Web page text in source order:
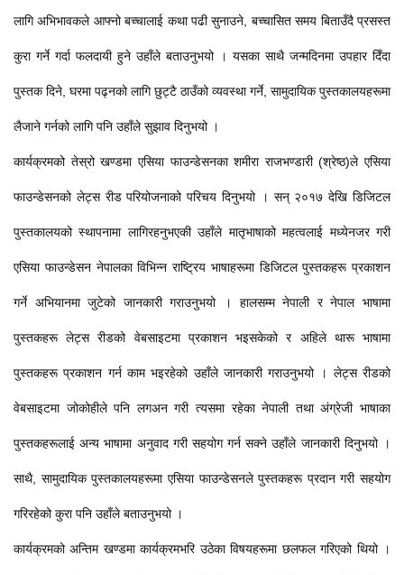
लागि अभिभावकले आफ्नो बच्चालाई कथा पढी सुनाउने, बच्चासित समय बिताउँदै प्रसस्त
कुरा गर्ने गर्दा फलदायी हुने उहाँले बताउनुभयो । यसका साथै जन्मदिनमा उपहार दिँदा
पुस्तक दिने, घरमा पढ्नको लागि छुट्टै ठाउँको व्यवस्था गर्ने, सामुदायिक पुस्तकालयहरूमा
लैजाने गर्नको लागि पनि उहाँले सुझाव दिनुभयो ।
कार्यक्रमको तेस्रो खण्डमा एसिया फाउन्डेसनका शमीरा राजभण्डारी (श्रेष्ठ)ले एसिया
फाउन्डेसनको लेट्स रीड परियोजनाको परिचय दिनुभयो । सन् २०१७ देखि डिजिटल
पुस्तकालयको स्थापनामा लागिरहनुभएकी उहाँले मातृभाषाको महत्वलाई मध्येनजर गरी
एसिया फाउन्डेसन नेपालका विभिन्न राष्ट्रिय भाषाहरूमा डिजिटल पुस्तकहरू प्रकाशन
गर्ने अभियानमा जुटेको जानकारी गराउनुभयो । हालसम्म नेपाली र नेपाल भाषामा
पुस्तकहरू लेट्स रीडको वेबसाइटमा प्रकाशन भइसकेको र अहिले थारू भाषामा
पुस्तकहरू प्रकाशन गर्न काम भइरहेको उहाँले जानकारी गराउनुभयो । लेट्स रीडको
वेबसाइटमा जोकोहीले पनि लगअन गरी त्यसमा रहेका नेपाली तथा अंग्रेजी भाषाका
पुस्तकहरूलाई अन्य भाषामा अनुवाद गरी सहयोग गर्न सक्ने उहाँले जानकारी दिनुभयो ।
साथै, सामुदायिक पुस्तकालयहरूमा एसिया फाउन्डेसनले पुस्तकहरू प्रदान गरी सहयोग
गरिरहेको कुरा पनि उहाँले बताउनुभयो ।
कार्यक्रमको अन्तिम खण्डमा कार्यक्रमभरि उठेका विषयहरूमा छलफल गरिएको थियो ।